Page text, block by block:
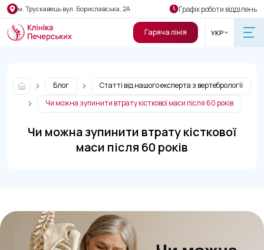
м. Трускавець вул. Бориславська, 2А Графік роботи відділень
Гаряча лінія УКР
Блог
Статті від нашого експерта з вертебрології
Чи можна зупинити втрату кісткової маси після 60 років
Чи можна зупинити втрату кісткової
маси після 60 років